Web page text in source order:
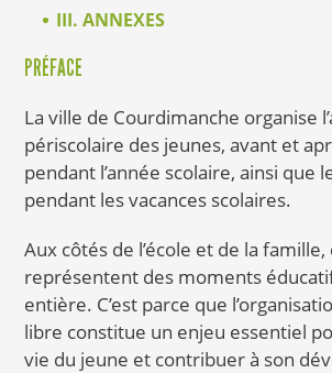
III. ANNEXES
PRÉFACE
La ville de Courdimanche organise
périscolaire des jeunes, avant et
pendant l’année scolaire, ainsi que
pendant les vacances scolaires.
Aux côtés de l’école et de la
représentent des moments
entière. C’est parce que
libre constitue un enjeu essentiel
vie du jeune et contribuer à son